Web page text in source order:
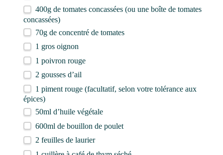
400g de tomates concassées (ou une boîte de tomates
concassées)
70g de concentré de tomates
1 gros oignon
1 poivron rouge
2 gousses d’ail
1 piment rouge (facultatif, selon votre tolérance aux
épices)
50ml d’huile végétale
600ml de bouillon de poulet
2 feuilles de laurier